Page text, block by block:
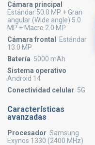
Cámara principal
Estándar 50.0 MP + Gran
angular (Wide angle) 5.0
MP + Macro 2.0 MP
Cámara frontal
Estándar
13.0 MP
Batería 5000 mAh
Sistema operativo
Android 14
Conectividad celular 5G
Características
avanzadas
Procesador Samsung
Exynos 1330 (2400 MHz)